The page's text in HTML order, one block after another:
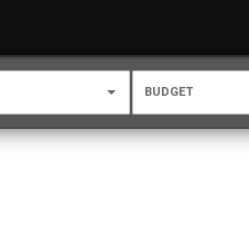
BUDGET